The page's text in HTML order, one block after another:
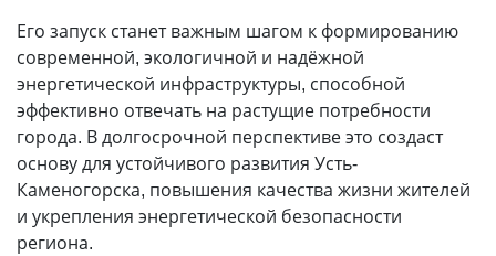
Его запуск станет важным шагом к формированию
современной, экологичной и надёжной
энергетической инфраструктуры, способной
эффективно отвечать на растущие потребности
города. В долгосрочной перспективе это создаст
основу для устойчивого развития Усть-
Каменогорска, повышения качества жизни жителей
и укрепления энергетической безопасности
региона.